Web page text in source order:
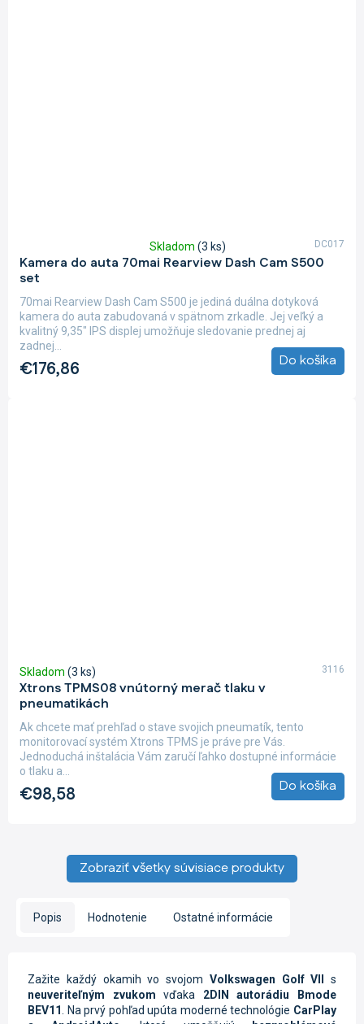
Kamera do auta 70mai Rearview Dash Cam S500
set
hodnotenie
produktu
je
5,0
z
5
Skladom (3 ks)
€176,86 Do košíka
70mai Rearview Dash Cam S500 je jediná duálna dotyková
kamera do auta zabudovaná v spätnom zrkadle. Jej veľký a
kvalitný 9,35" IPS displej umožňuje sledovanie prednej aj
zadnej...
DC017
Xtrons TPMS08 vnútorný merač tlaku v
pneumatikách
Skladom (3 ks)
€98,58 Do košíka
Ak chcete mať prehľad o stave svojich pneumatík, tento
monitorovací systém Xtrons TPMS je práve pre Vás.
Jednoduchá inštalácia Vám zaručí ľahko dostupné informácie
o tlaku a...
3116
Zobraziť všetky súvisiace produkty
Popis Hodnotenie Ostatné informácie
Zažite každý okamih vo svojom Volkswagen Golf VII
s
neuveriteľným zvukom vďaka 2DIN autorádiu Bmode
BEV11
. Na prvý pohľad upúta moderné technológie CarPlay